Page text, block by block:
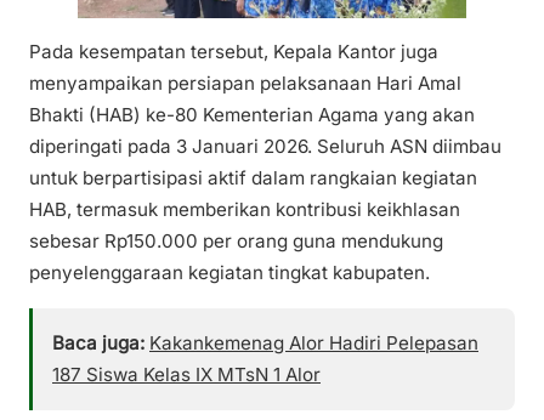
Pada kesempatan tersebut, Kepala Kantor juga
menyampaikan persiapan pelaksanaan Hari Amal
Bhakti (HAB) ke-80 Kementerian Agama yang akan
diperingati pada 3 Januari 2026. Seluruh ASN diimbau
untuk berpartisipasi aktif dalam rangkaian kegiatan
HAB, termasuk memberikan kontribusi keikhlasan
sebesar Rp150.000 per orang guna mendukung
penyelenggaraan kegiatan tingkat kabupaten.
Baca juga: Kakankemenag Alor Hadiri Pelepasan
187 Siswa Kelas IX MTsN 1 Alor